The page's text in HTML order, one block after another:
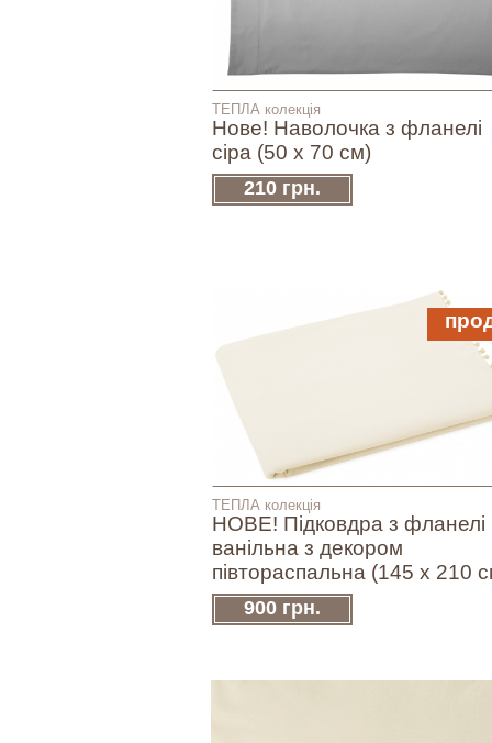
ТЕПЛА колекція
Нове! Наволочка з фланелі
сіра (50 х 70 см)
210 грн.
ТЕПЛА колекція
НОВЕ! Підковдра з фланелі
ванільна з декором
півтораспальна (145 х 210
900 грн.